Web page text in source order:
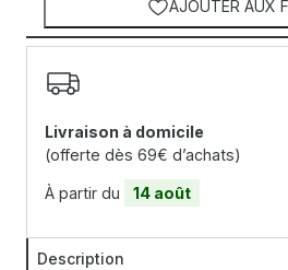
AJOUTER AUX
Livraison à domicile
(offerte dès 69€ d’achats)
À partir du 14 août
Description